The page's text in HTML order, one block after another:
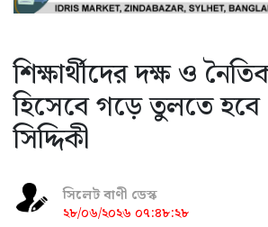
শিক্ষার্থীদের দক্ষ ও
হিসেবে গড়ে তুলতে হবে
সিদ্দিকী
সিলেট বাণী ডেস্ক
২৮/০৬/২০২৬ ০৭:৪৮:২৮